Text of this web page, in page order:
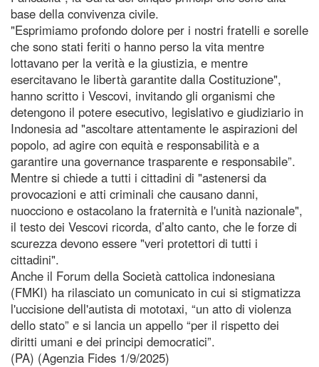
base della convivenza civile.
"Esprimiamo profondo dolore per i nostri fratelli e sorelle
che sono stati feriti o hanno perso la vita mentre
lottavano per la verità e la giustizia, e mentre
esercitavano le libertà garantite dalla Costituzione",
hanno scritto i Vescovi, invitando gli organismi che
detengono il potere esecutivo, legislativo e giudiziario in
Indonesia ad "ascoltare attentamente le aspirazioni del
popolo, ad agire con equità e responsabilità e a
garantire una governance trasparente e responsabile”.
Mentre si chiede a tutti i cittadini di "astenersi da
provocazioni e atti criminali che causano danni,
nuocciono e ostacolano la fraternità e l'unità nazionale",
il testo dei Vescovi ricorda, d’alto canto, che le forze di
scurezza devono essere "veri protettori di tutti i
cittadini".
Anche il Forum della Società cattolica indonesiana
(FMKI) ha rilasciato un comunicato in cui si stigmatizza
l'uccisione dell'autista di mototaxi, “un atto di violenza
dello stato” e si lancia un appello “per il rispetto dei
diritti umani e dei principi democratici”.
(PA) (Agenzia Fides 1/9/2025)